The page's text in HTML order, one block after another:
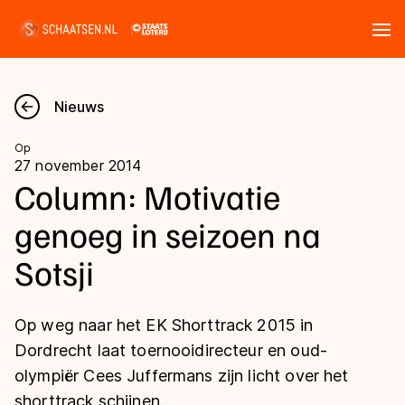
Nieuws
Kalender
Disciplines
Marathon
Shorttrack
Inlineskaten
Uitslagen
Langebaan
Shorttrack
Marathon
Tijden & historie
Ranglijsten Langebaan
Nieuws
Op
27 november 2014
Column: Motivatie
genoeg in seizoen na
Sotsji
Op weg naar het EK Shorttrack 2015 in
Dordrecht laat toernooidirecteur en oud-
olympiër Cees Juffermans zijn licht over het
shorttrack schijnen.